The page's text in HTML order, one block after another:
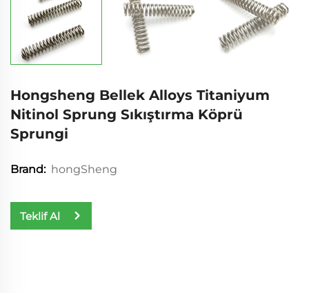
Hongsheng Bellek Alloys Titaniyum
Nitinol Sprung Sıkıştırma Köprü
Sprungi
Brand: hongSheng
Teklif Al